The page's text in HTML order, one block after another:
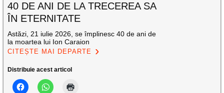
40 DE ANI DE LA TRECEREA SA
ÎN ETERNITATE
Astăzi, 21 iulie 2026, se împlinesc 40 de ani de
la moartea lui Ion Caraion
CITEȘTE MAI DEPARTE
Distribuie acest articol